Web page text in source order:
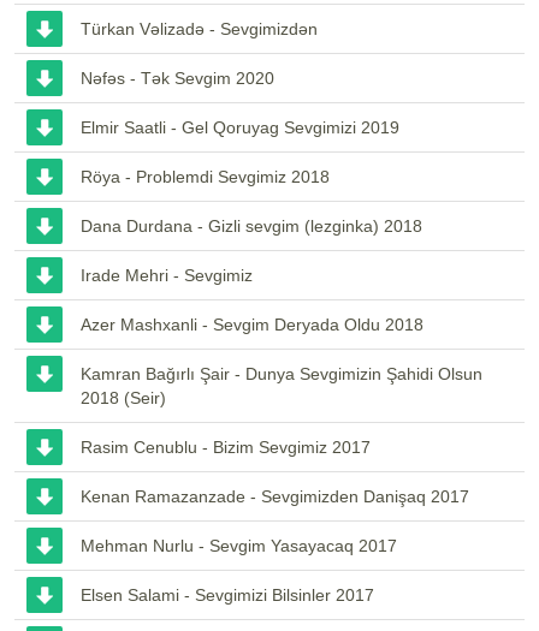
Türkan Vəlizadə - Sevgimizdən
Nəfəs - Tək Sevgim 2020
Elmir Saatli - Gel Qoruyag Sevgimizi 2019
Röya - Problemdi Sevgimiz 2018
Dana Durdana - Gizli sevgim (lezginka) 2018
Irade Mehri - Sevgimiz
Azer Mashxanli - Sevgim Deryada Oldu 2018
Kamran Bağırlı Şair - Dunya Sevgimizin Şahidi Olsun
2018 (Seir)
Rasim Cenublu - Bizim Sevgimiz 2017
Kenan Ramazanzade - Sevgimizden Danişaq 2017
Mehman Nurlu - Sevgim Yasayacaq 2017
Elsen Salami - Sevgimizi Bilsinler 2017